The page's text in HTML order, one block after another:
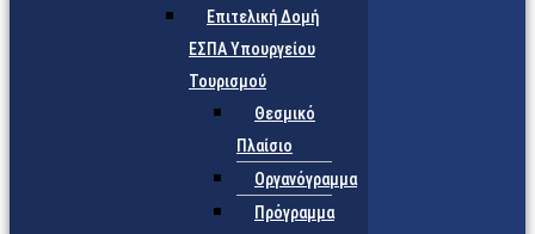
Επιτελική Δομή
ΕΣΠΑ Υπουργείου
Τουρισμού
Θεσμικό
Πλαίσιο
Οργανόγραμμα
Πρόγραμμα